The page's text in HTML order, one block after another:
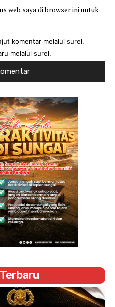
web saya di browser ini untuk
komentar melalui surel.
melalui surel.